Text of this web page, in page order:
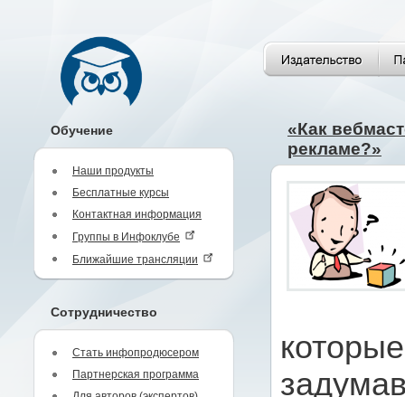
Обучение
Наши продукты
Бесплатные курсы
Контактная информация
Группы в Инфоклубе
Ближайшие трансляции
Сотрудничество
Стать инфопродюсером
Партнерская программа
«Как
рекламе?»